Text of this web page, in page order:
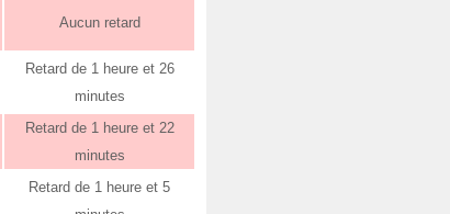
Aucun retard
Retard de 1 heure et 26
minutes
Retard de 1 heure et 22
minutes
Retard de 1 heure et 5